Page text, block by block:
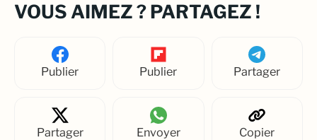
VOUS AIMEZ ? PARTAGEZ !
Publier Publier Partager
Partager Envoyer Copier